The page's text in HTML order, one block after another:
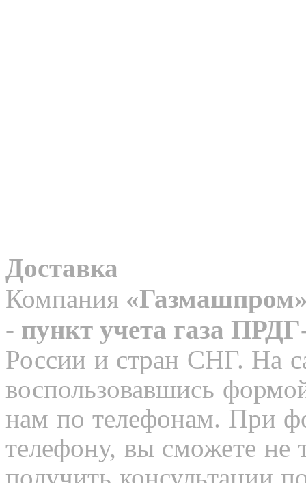
Доставка
Компания
- пункт учета газа
России и стран СНГ. На
воспользовавшись
нам по телефонам. При
телефону, вы сможете не
получить консультации